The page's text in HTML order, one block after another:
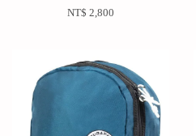
NT$ 2,800